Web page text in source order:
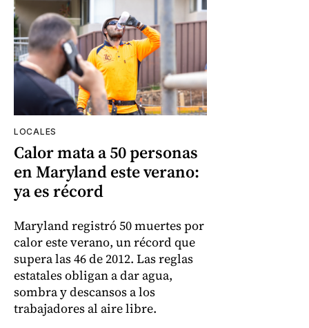
LOCALES
Calor mata a 50 personas
en Maryland este verano:
ya es récord
Maryland registró 50 muertes por
calor este verano, un récord que
supera las 46 de 2012. Las reglas
estatales obligan a dar agua,
sombra y descansos a los
trabajadores al aire libre.